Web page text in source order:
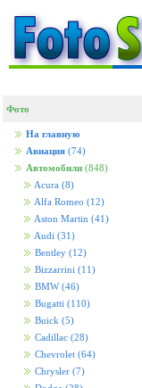
Фото
На главную
Авиация (74)
Автомобили (848)
Acura (8)
Alfa Romeo (12)
Aston Martin (41)
Audi (31)
Bentley (12)
Bizzarrini (11)
BMW(46)
Bugatti (110)
Buick (5)
Cadillac (28)
Chevrolet (64)
Chrysler (7)